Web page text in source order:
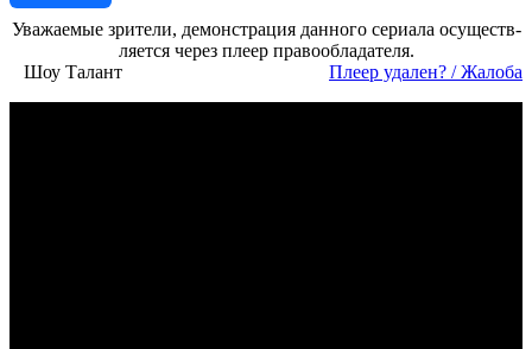
Ува­жае­мые зри­те­ли, де­мон­ст­ра­ция дан­но­го се­риа­ла осу­ще­ст­в­
ля­ет­ся че­рез пле­ер пра­во­об­ла­да­те­ля.
Шоу Талант
Пле­ер уда­лен? / Жа­ло­ба